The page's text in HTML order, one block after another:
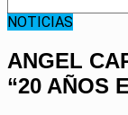
NOTICIAS
ANGEL
“20 AÑOS